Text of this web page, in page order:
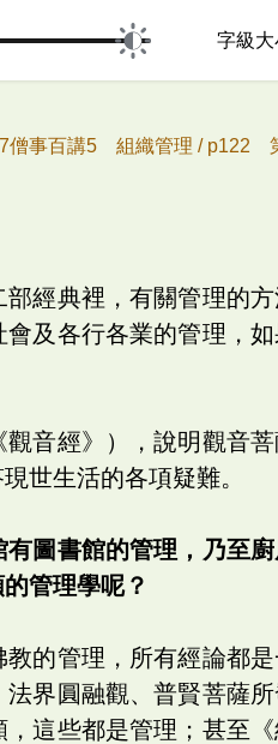
字級大
僧事百講5 組織管理 / p122
經典裡，有關管理的
及各行各業的管理，
音經》），說明觀音
世生活的各項疑難。
圖書館的管理，乃至
管理學呢？
的管理，所有經論都
界圓融觀、普賢菩薩
這些都是管理；甚至